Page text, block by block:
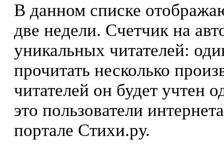
В данном списке
две недели. Счетчик на
уникальных читателей:
прочитать несколько
читателей он будет учтен
это пользователи
портале Стихи.ру.